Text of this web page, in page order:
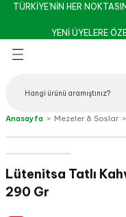
TÜRKİYE’NİN HER
YENİ ÜYELERE
& Salça
Anasayfa Mezeler & Soslar
Lütenitsa Tatlı
290 Gr